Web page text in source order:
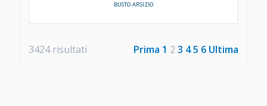
BUSTO ARSIZIO
Prima 1 2 3 45 6 Ultima
3424 risultati